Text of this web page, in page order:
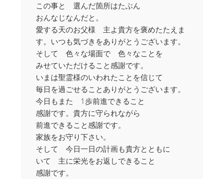
この事と 選んだ箇所はたぶん
おんなじなんだと。
愛する天のお父様 主よ貴方を褒めたたえま
す。いつも気づきをありがとうございます。
そして 色々な場面で 色々なことを
みせていただけること感謝です。
いまは聖霊様のいわれたことを信じて
毎日を過ごせることありがとうございます。
今日もまた 1歩前進できること
感謝です。貴方に守られながら
前進できること感謝です。
家族をお守り下さい。
そして 今日一日の計画も貴方とともに
いて 主に栄光をお返しできること
感謝です。